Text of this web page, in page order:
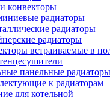
конвекторы
радиаторы
радиаторы
радиаторы
встраиваемые в
панельные радиаторы
к радиаторам
для котельной